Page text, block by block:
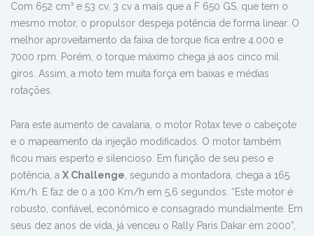
Com 652 cm³ e 53 cv, 3 cv a mais que a F 650 GS, que tem o
mesmo motor, o propulsor despeja potência de forma linear. O
melhor aproveitamento da faixa de torque fica entre 4.000 e
7000 rpm. Porém, o torque máximo chega já aos cinco mil
giros. Assim, a moto tem muita força em baixas e médias
rotações.
Para este aumento de cavalaria, o motor Rotax teve o cabeçote
e o mapeamento da injeção modificados. O motor também
ficou mais esperto e silencioso. Em função de seu peso e
potência, a X Challenge , segundo a montadora, chega a 165
Km/h. E faz de 0 a 100 Km/h em 5,6 segundos. “Este motor é
robusto, confiável, econômico e consagrado mundialmente. Em
seus dez anos de vida, já venceu o Rally Paris Dakar em 2000”,